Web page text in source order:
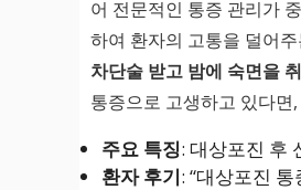
어 전문적인 통증 관리가
하여 환자의 고통을 덜어
차단술 받고 밤에 숙면을
통증으로 고생하고 있다
주요 특징: 대상포진 후
환자 후기: “대상포진